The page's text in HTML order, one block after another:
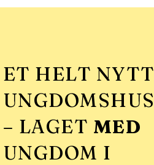
ET HELT NYTT
UNGDOMSHUS
– LAGET MED
UNGDOM I